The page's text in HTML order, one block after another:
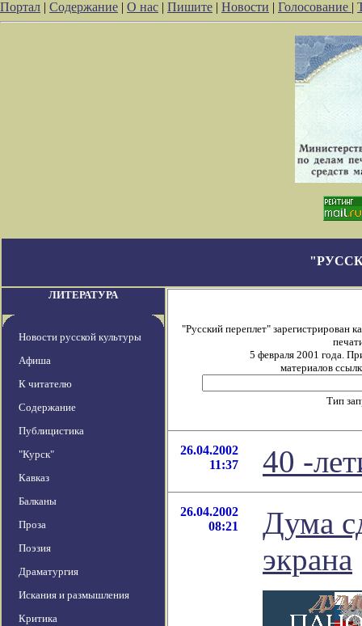
Портал | Содержание | О нас | Пишите | Новости | Голосование |
ЛИТЕРАТУРА
Новости русской культуры
Афиша
К читателю
Содержание
Публицистика
"Курск"
Кавказ
Балканы
Проза
Поэзия
Драматургия
Искания и размышления
Критика
"Русский переплет" зарегистрирован
5 февраля 2001 года.
материалов
Тип
26.04.2002
11:37
40 -
26.04.2002
08:21
Дума
экрана